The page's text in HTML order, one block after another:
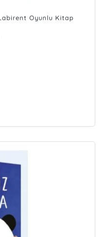
Oyunlu Kitap